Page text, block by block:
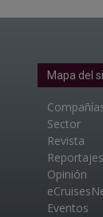
Mapa del
Sector
Revista
Reportajes
Opinión
Eventos